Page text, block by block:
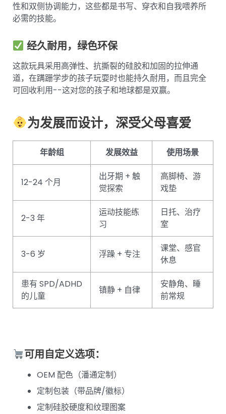
性和双侧协调能力，这些都是书写、穿衣和自我喂养所
必需的技能。
经久耐用，绿色环保
这款玩具采用高弹性、抗撕裂的硅胶和加固的拉伸通
道，在蹒跚学步的孩子玩耍时也能持久耐用，而且完全
可回收利用--这对您的孩子和地球都是双赢。
为发展而设计，深受父母喜爱
年龄组 发展效益 使用场景
12-24 个月
出牙期 + 触
觉探索
高脚椅、游
戏垫
2-3 年
运动技能练
习
日托、治疗
室
3-6 岁 浮躁 + 专注
课堂、感官
休息
患有 SPD/ADHD
的儿童
镇静 + 自律
安静角、睡
前常规
可用自定义选项：
OEM 配色（潘通定制）
定制包装（带品牌/徽标）
定制硅胶硬度和纹理图案